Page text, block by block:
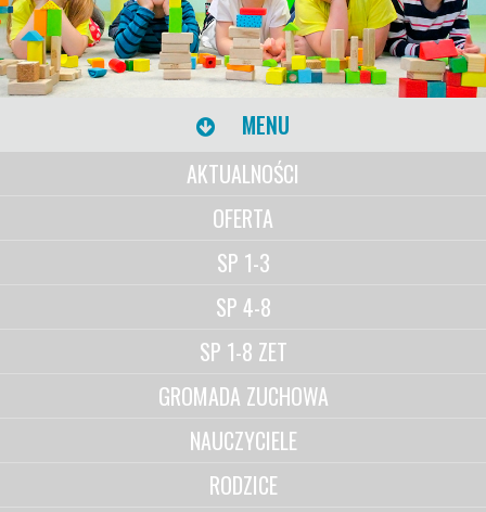
MENU
AKTUALNOŚCI
OFERTA
SP 1-3
SP 4-8
SP 1-8 ZET
GROMADA ZUCHOWA
NAUCZYCIELE
RODZICE